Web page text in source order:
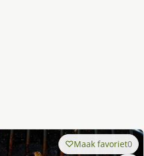
Maak favoriet0